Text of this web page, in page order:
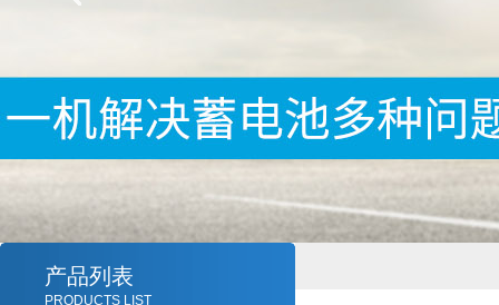
产品列表
PRODUCTS LIST